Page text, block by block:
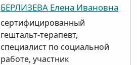
БЕРЛИЗЕВА Елена Ивановна
сертифицированный
гештальт-терапевт,
специалист по социальной
работе, участник